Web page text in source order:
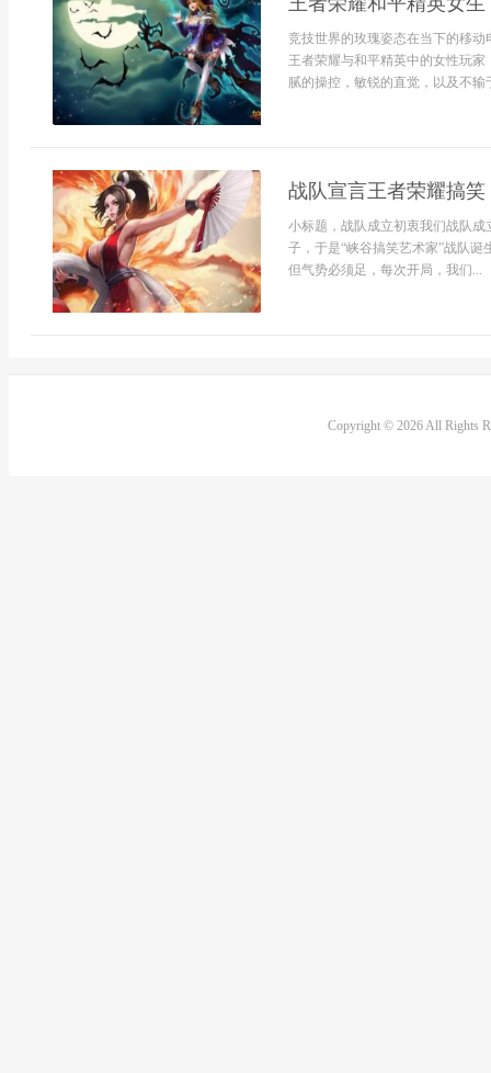
竞技世界的玫瑰姿态在当下的移
王者荣耀与和平精英中的女性玩
腻的操控，敏锐的直觉，以及不
战队宣言王者荣耀搞
小标题，战队成立初衷我们战队
子，于是“峡谷搞笑艺术家”战队
但气势必须足，每次开局，我们...
Copyright © 2026 All Rights